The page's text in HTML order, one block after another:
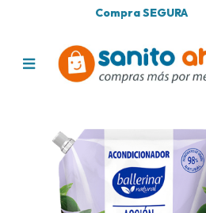
Compra SEGURA